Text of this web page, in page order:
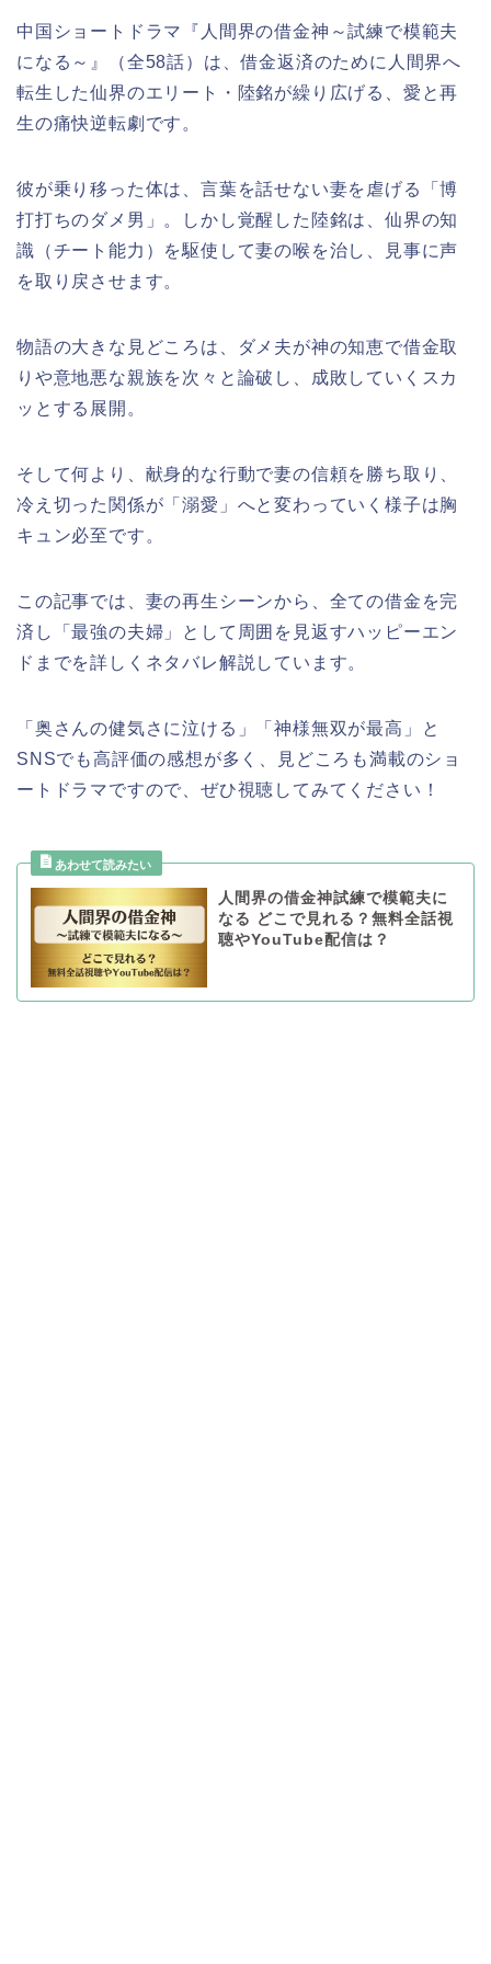
中国ショートドラマ『人間界の借金神～試練で模範夫
になる～』（全58話）は、借金返済のために人間界へ
転生した仙界のエリート・陸銘が繰り広げる、愛と再
生の痛快逆転劇です。
彼が乗り移った体は、言葉を話せない妻を虐げる「博
打打ちのダメ男」。しかし覚醒した陸銘は、仙界の知
識（チート能力）を駆使して妻の喉を治し、見事に声
を取り戻させます。
物語の大きな見どころは、ダメ夫が神の知恵で借金取
りや意地悪な親族を次々と論破し、成敗していくスカ
ッとする展開。
そして何より、献身的な行動で妻の信頼を勝ち取り、
冷え切った関係が「溺愛」へと変わっていく様子は胸
キュン必至です。
この記事では、妻の再生シーンから、全ての借金を完
済し「最強の夫婦」として周囲を見返すハッピーエン
ドまでを詳しくネタバレ解説しています。
「奥さんの健気さに泣ける」「神様無双が最高」と
SNSでも高評価の感想が多く、見どころも満載のショ
ートドラマですので、ぜひ視聴してみてください！
人間界の借金神試練で模範夫に
なる どこで見れる？無料全話視
聴やYouTube配信は？